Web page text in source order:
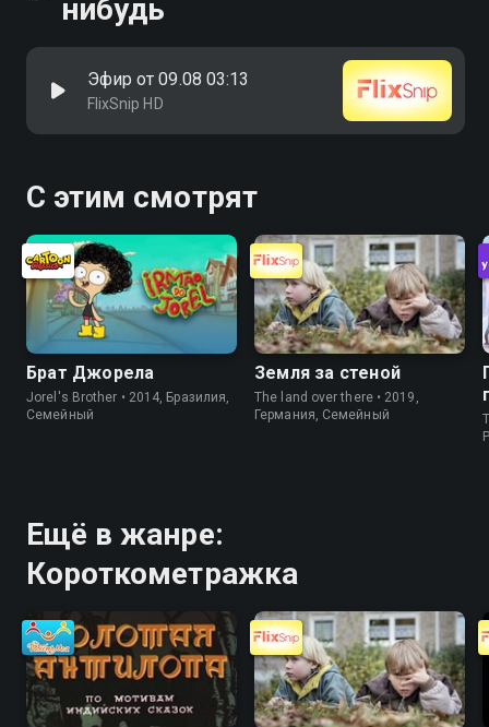
нибудь
Эфир от 09.08 03:13
FlixSnip HD
С этим смотрят
Брат Джорела
Jorel's Brother • 2014, Бразилия,
Cемейный
Земля за стеной
The land over there • 2019,
Германия, Cемейный
Ещё в жанре:
Короткометражка